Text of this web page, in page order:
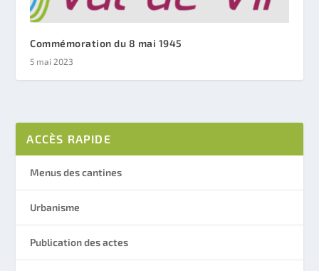
Commémoration du 8 mai 1945
5 mai 2023
ACCÈS RAPIDE
Menus des cantines
Urbanisme
Publication des actes